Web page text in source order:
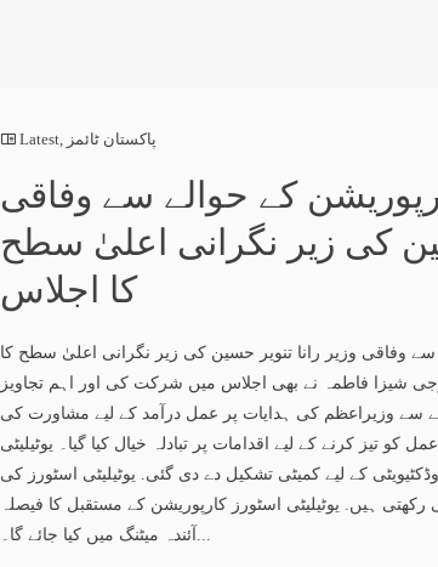
Latest پاکستان ٹائمز
کے حوالے سے وفاقی
کی زیر نگرانی اعلیٰ سطح
کا اجلاس
سے وفاقی وزیر رانا تنویر حسین کی زیر نگرانی اعلیٰ سطح کا
شیزا فاطمہ نے بھی اجلاس میں شرکت کی اور اہم تجاویز
سے وزیراعظم کی ہدایات پر عمل درآمد کے لیے مشاورت کی
کو تیز کرنے کے لیے اقدامات پر تبادلہ خیال کیا گیا۔ یوٹیلیٹی
کے لیے کمیٹی تشکیل دے دی گئی. یوٹیلیٹی اسٹورز کی
ہیں. یوٹیلیٹی اسٹورز کارپوریشن کے مستقبل کا فیصلہ